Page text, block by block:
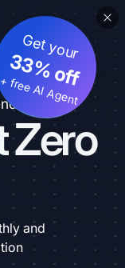
Zero
Get your
33% off
free AI Agent
and